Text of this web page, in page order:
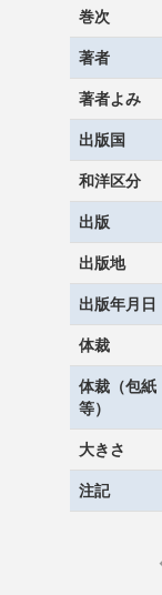
巻次
著者
著者よみ
出版国
和洋区分
出版
出版地
出版年月日
体裁
体裁（包紙
等）
大きさ
注記